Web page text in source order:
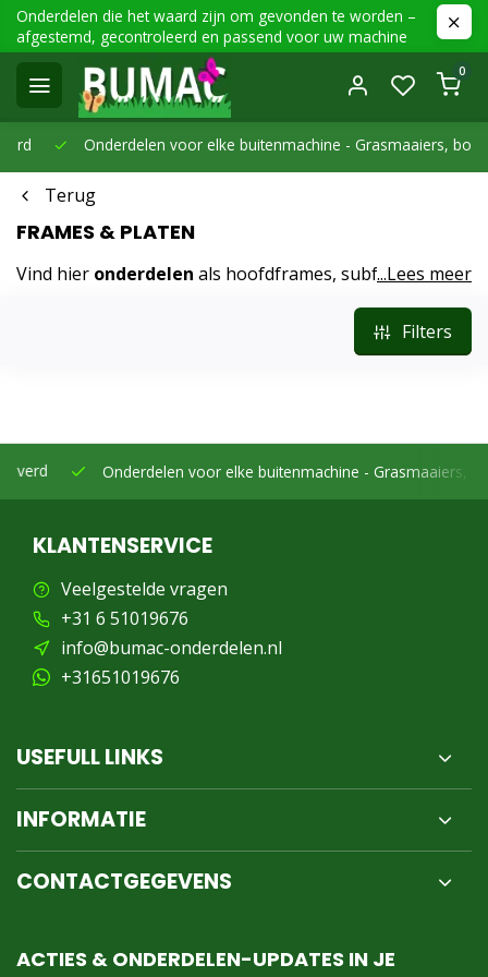
Onderdelen die het waard zijn om gevonden te worden –
afgestemd, gecontroleerd en passend voor uw machine
0
Onderdelen voor elke buitenmachine -Grasmaaiers,
Terug
FRAMES & PLATEN
Vind hier onderdelen als hoofdframes, subframes en
Let op hart-op-hart afstanden, dikte en afwerking.
Geschikt voor uiteenlopende merken en modellen;
...Lees meer
Filters
Onderdelen voor elke buitenmachine -Grasmaaiers,
KLANTENSERVICE
Veelgestelde vragen
+31 6 51019676
info@bumac-onderdelen.nl
+31651019676
USEFULL LINKS
INFORMATIE
CONTACTGEGEVENS
ACTIES & ONDERDELEN-UPDATES IN JE